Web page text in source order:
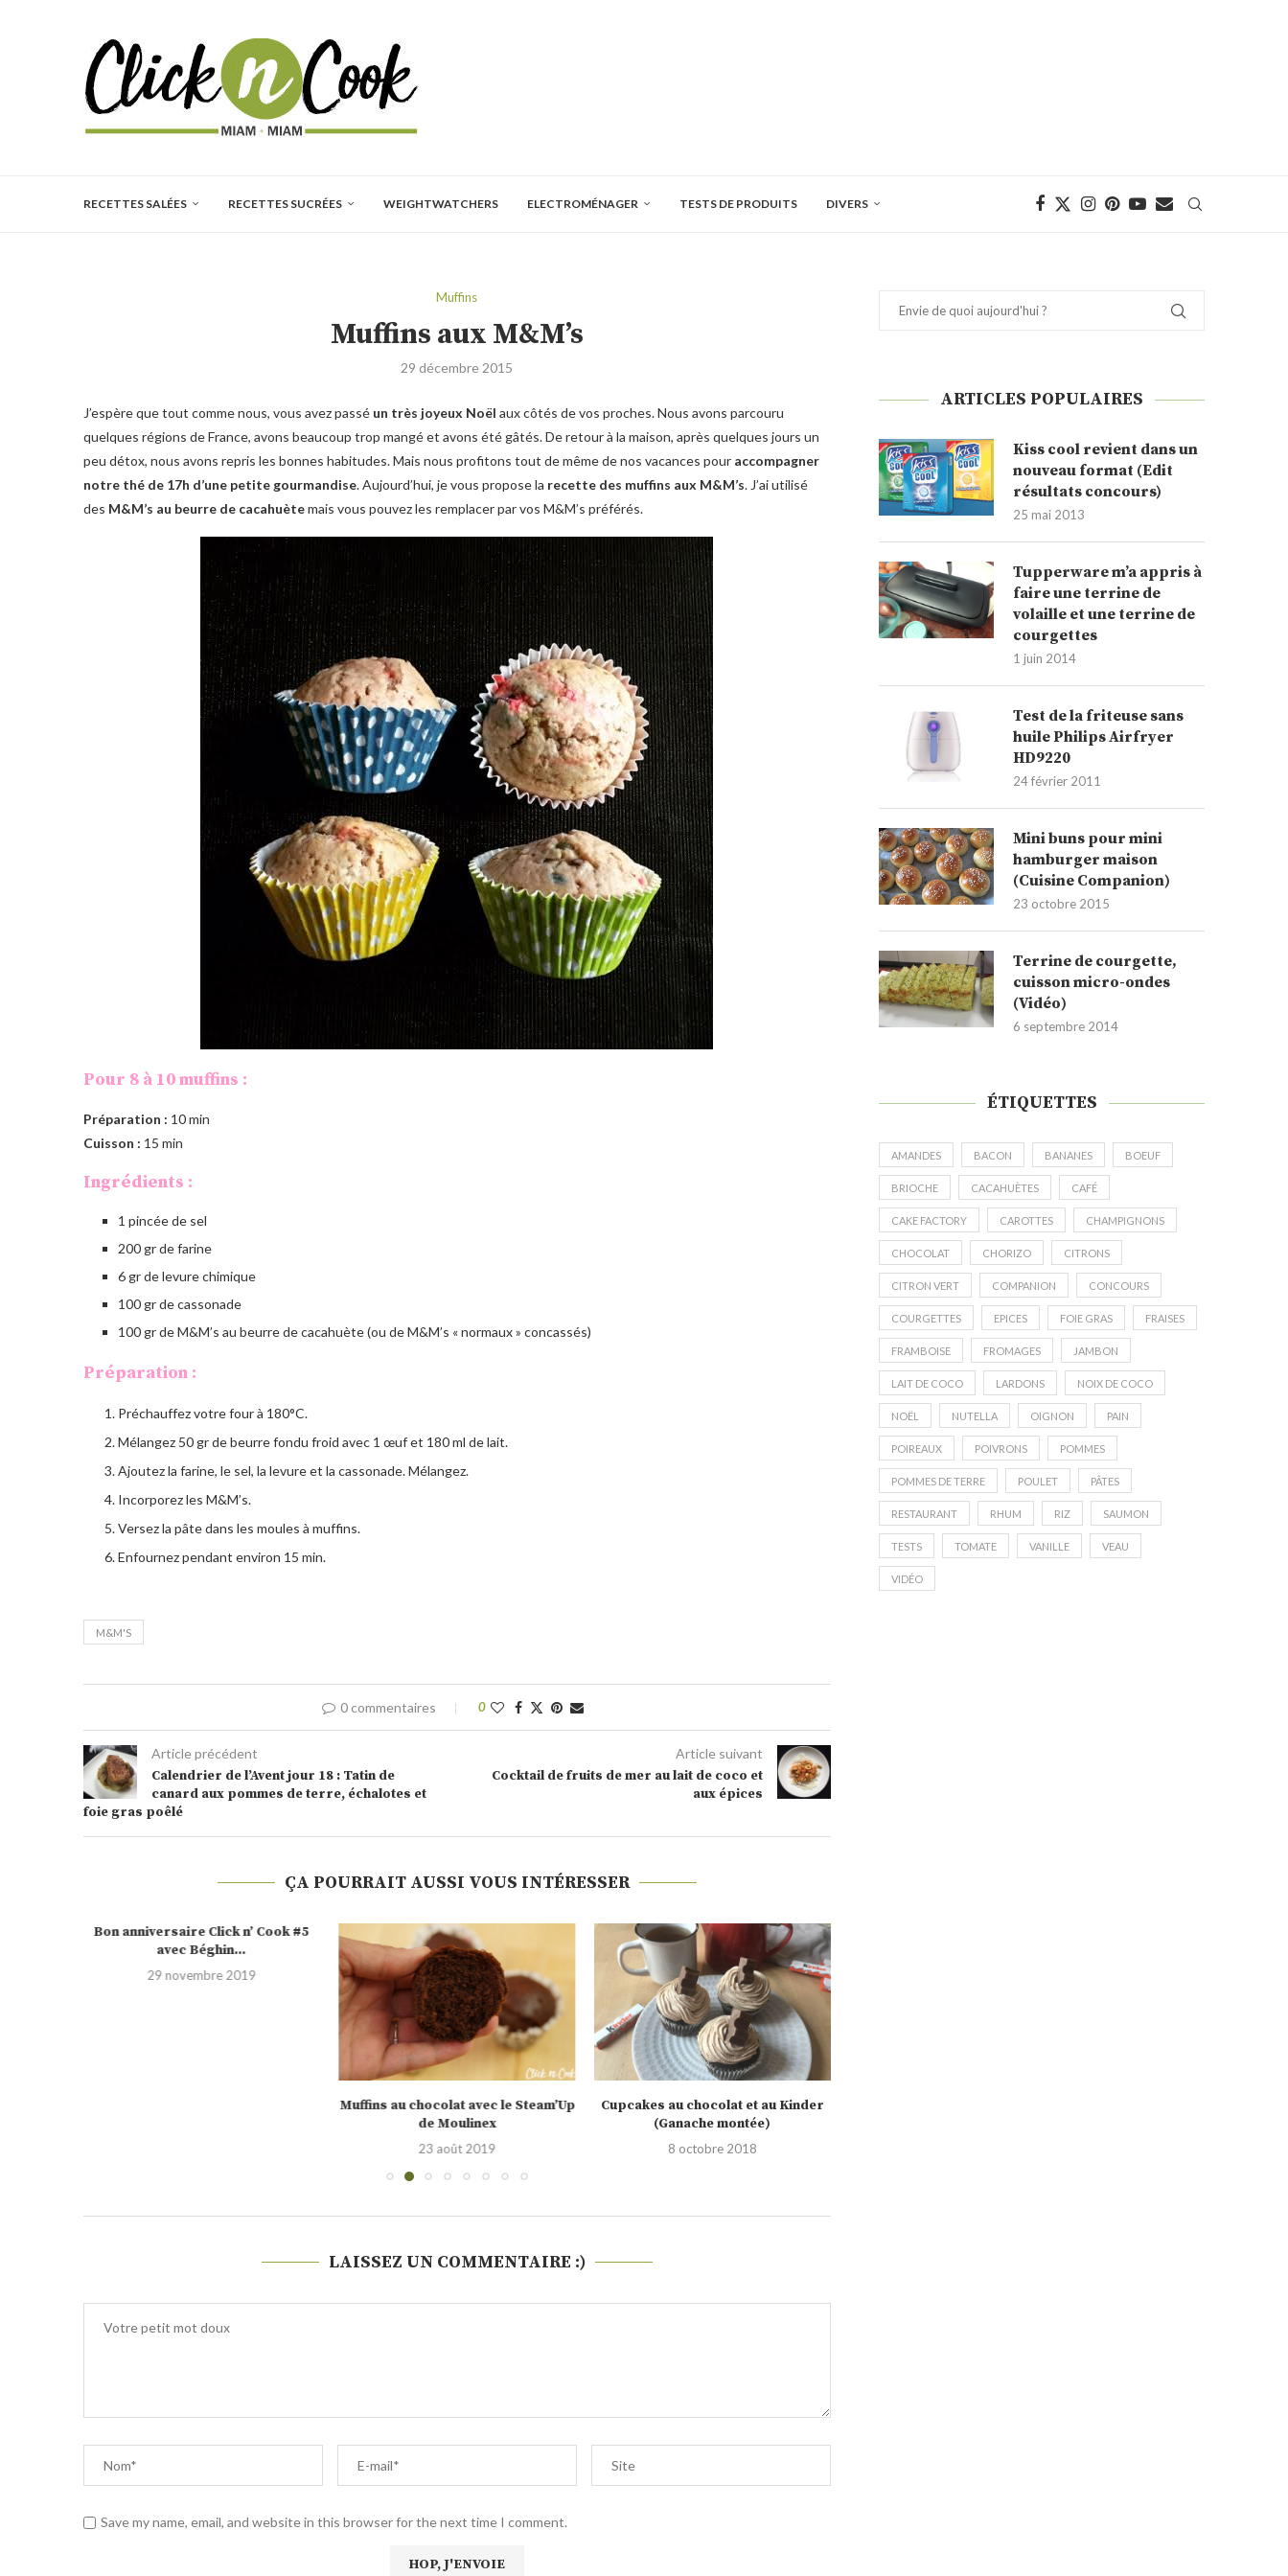
RECETTES SALÉES RECETTES SUCRÉES WEIGHTWATCHERS ELECTROMÉNAGER TESTS DE PRODUITS DIVERS
Muffins
Muffins aux M&M’s
29 décembre 2015
J’espère que tout comme nous, vous avez passé un très joyeux Noël aux côtés de vos proches. Nous avons parcouru
quelques régions de France, avons beaucoup trop mangé et avons été gâtés. De retour à la maison, après quelques jours un
peu détox, nous avons repris les bonnes habitudes. Mais nous profitons tout de même de nos vacances pour accompagner
notre thé de 17h d’une petite gourmandise. Aujourd’hui, je vous propose la recette des muffins aux M&M’s. J’ai utilisé
des M&M’s au beurre de cacahuètemais vous pouvez les remplacer par vos M&M’s préférés.
Pour 8 à 10 muffins :
Préparation : 10 min
Cuisson : 15 min
Ingrédients :
1 pincée de sel
200 gr de farine
6 gr de levure chimique
100 gr de cassonade
100 gr de M&M’s au beurre de cacahuète (ou de M&M’s « normaux » concassés)
Préparation :
Préchauffez votre four à 180°C.
Mélangez 50 gr de beurre fondu froid avec 1 œuf et 180 ml de lait.
Ajoutez la farine, le sel, la levure et la cassonade. Mélangez.
Incorporez les M&M’s.
Versez la pâte dans les moules à muffins.
Enfournez pendant environ 15 min.
M&M'S
0 commentaires 0
Article précédent
Calendrier de l’Avent jour 18 : Tatin de
canard aux pommes de terre, échalotes et
foie gras poêlé
Article suivant
Cocktail de fruits de mer au lait de coco et
aux épices
ÇA POURRAIT AUSSI VOUS INTÉRESSER
Bon anniversaire Click n’ Cook #5
avec Béghin...
29 novembre 2019
Muffins au chocolat avec le Steam’Up
de Moulinex
23 août 2019
Cupcakes au chocolat et au Kinder
(Ganache montée)
8 octobre 2018
LAISSEZ UN COMMENTAIRE :)
Save my name, email, and website in this browser for the next time I comment.
ARTICLES POPULAIRES
Kiss cool revient dans un
nouveau format (Edit
résultats concours)
25 mai 2013
Tupperware m’a appris à
faire une terrine de
volaille et une terrine de
courgettes
1 juin 2014
Test de la friteuse sans
huile Philips Airfryer
HD9220
24 février 2011
Mini buns pour mini
hamburger maison
(Cuisine Companion)
23 octobre 2015
Terrine de courgette,
cuisson micro-ondes
(Vidéo)
6 septembre 2014
ÉTIQUETTES
AMANDES BACON BANANES BOEUF
BRIOCHE CACAHUÈTES CAFÉ
CAKE FACTORY CAROTTES CHAMPIGNONS
CHOCOLAT CHORIZO CITRONS
CITRON VERT COMPANION CONCOURS
COURGETTES EPICES FOIE GRAS FRAISES
FRAMBOISE FROMAGES JAMBON
LAIT DE COCO LARDONS NOIX DE COCO
NOËL NUTELLA OIGNON PAIN
POIREAUX POIVRONS POMMES
POMMES DE TERRE POULET PÂTES
RESTAURANT RHUM RIZ SAUMON
TESTS TOMATE VANILLE VEAU
VIDÉO